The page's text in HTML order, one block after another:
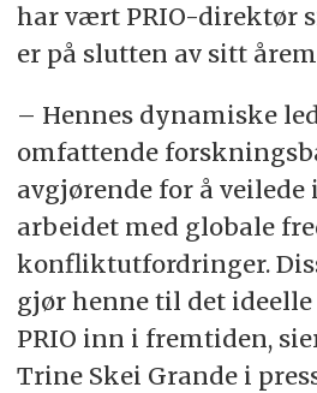
har vært PRIO-direktør
er på slutten av sitt
– Hennes dynamiske
omfattende
avgjørende for å
arbeidet med globale
konfliktutfordringer.
gjør henne til det
PRIO inn i fremtiden,
Trine Skei Grande i